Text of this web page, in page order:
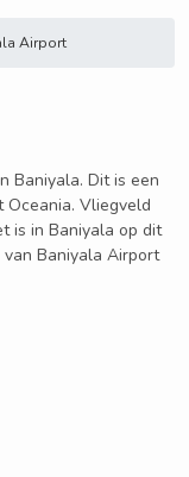
Airport
Baniyala. Dit is een
Vliegveld
is in Baniyala op dit
Baniyala Airport